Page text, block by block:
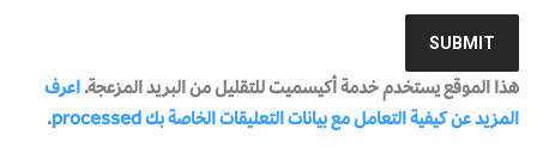
هذا الموقع يستخدم خدمة أكيسميت للتقليل من البريد المزعجة. اعرف
المزيد عن كيفية التعامل مع بيانات التعليقات الخاصة بك processed
.